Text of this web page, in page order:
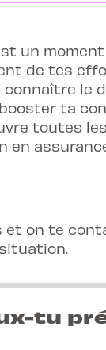
un
de tes
le
ta
toutes
en
et on te
tu